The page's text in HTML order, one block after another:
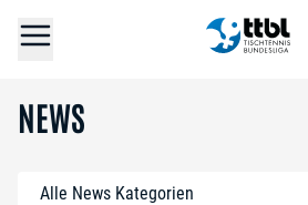
NEWS
Alle News Kategorien